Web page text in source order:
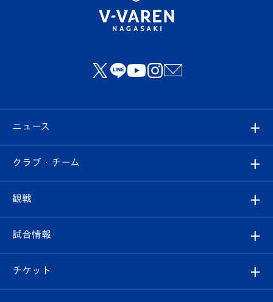
ニュース
すべて
クラブ
試合情報
クラブ・チーム
クラブ概要
エンブレム紹介
観戦
観戦ルール
はじめての観戦ガイド
試合情報
試合日程/結果
チケット